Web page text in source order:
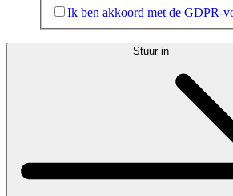
Ik ben akkoord met de GDPR-
Stuur in